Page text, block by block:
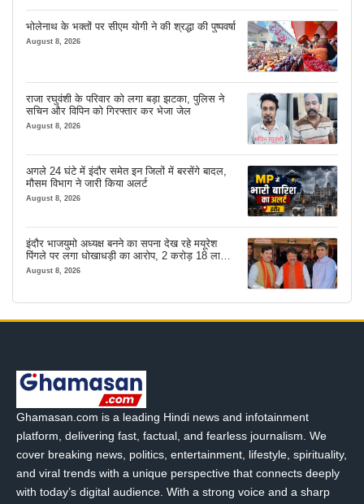
भोलेनाथ के भक्तों पर सीएम योगी ने की श्रद्धा की पुष्पवर्षा
August 8, 2026
राजा रघुवंशी के परिवार को लगा बड़ा झटका, पुलिस ने
सचिन और विपिन को गिरफ्तार कर भेजा जेल
August 8, 2026
अगले 24 घंटे में इंदौर समेत इन जिलों में बरसेंगे बादल,
मौसम विभाग ने जारी किया अलर्ट
August 8, 2026
इंदौर भाजयुमो अध्यक्ष बनने का सपना देख रहे मयूरेश
पिंगले पर लगा धोखाधड़ी का आरोप, 2 करोड़ 18 लाख
लेने के बाद भी नहीं दिया जमीन का कब्जा
August 8, 2026
Ghamasan.com is a leading Hindi news and infotainment
platform, delivering fast, factual, and fearless journalism. We
cover breaking news, politics, entertainment, lifestyle, spirituality,
and viral trends with a unique perspective that connects deeply
with today’s digital audience. With a strong voice and a sharp